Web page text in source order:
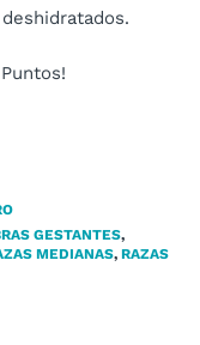
Puntos!
GESTANTES,
MEDIANAS, RAZAS